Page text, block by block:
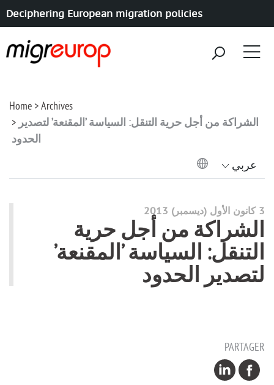
Deciphering European migration policies
Home
Archives
الشراكة من أجل حرية التنقل: السياسة ’المقنعة’ لتصدير
الحدود
عربي
3 كانون الأول (ديسمبر) 2013
الشراكة من أجل حرية
التنقل: السياسة ’المقنعة’
لتصدير الحدود
PARTAGER